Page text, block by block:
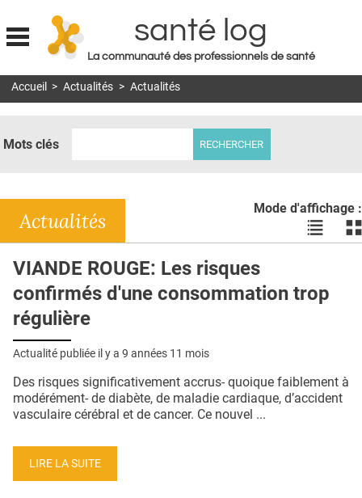
Jump to navigation
santé log
La communauté des professionnels de santé
MON COMPTE
DOSSIERS
RÉSEAUX
E-REVUE SAD
L'APP
PUBLICITÉ
CONTACT
Accueil > Actualités > Actualités
Mots clés
Mode d'affichage :
Voir
les
liste
les
Actualités
VIANDE ROUGE: Les risques
confirmés d'une consommation trop
régulière
Actualité publiée il y a 9 années 11 mois
Des risques significativement accrus- quoique faiblement à
modérément- de diabète, de maladie cardiaque, d’accident
vasculaire cérébral et de cancer. Ce nouvel ...
LIRE LA SUITE